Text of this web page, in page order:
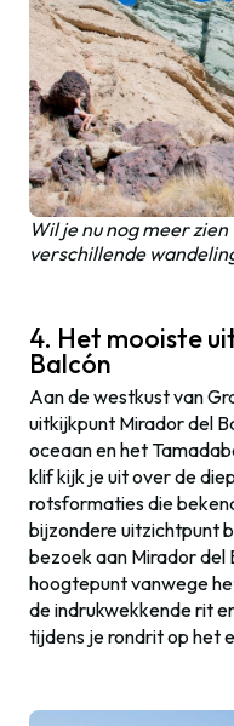
Wil je nu nog meer
verschillende
4. Het mooiste
Balcón
Aan de westkust van
uitkijkpunt Mirador del
oceaan en het
klif kijk je uit over de
rotsformaties die
bijzondere uitzichtpunt
bezoek aan Mirador del
hoogtepunt vanwege
de indrukwekkende rit
tijdens je rondrit op het